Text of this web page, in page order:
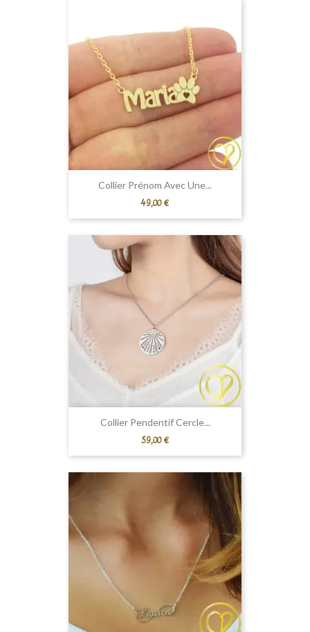
Collier Prénom Avec Une...
Prix
49,00 €
Collier Pendentif Cercle...
Prix
59,00 €